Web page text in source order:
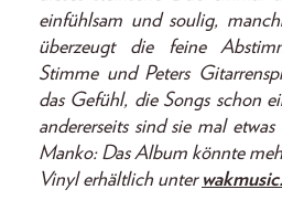
einfühlsam und soulig,
überzeugt die feine
Stimme und Peters
das Gefühl, die Songs schon
andererseits sind sie mal
Manko: Das Album könnte
Vinyl erhältlich unter